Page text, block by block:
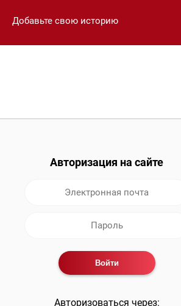
Добавьте свою историю
Авторизация на сайте
Авторизоваться через: